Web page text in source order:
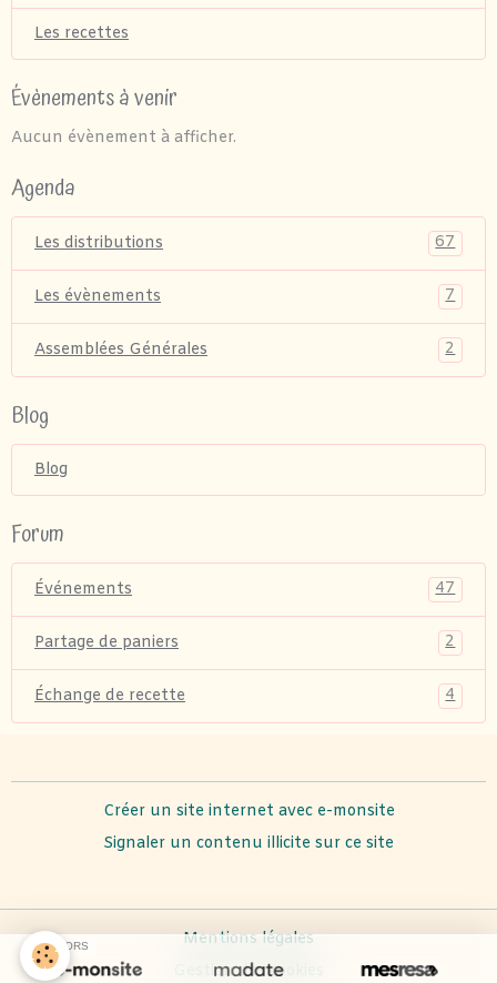
Les recettes
Évènements à venir
Aucun évènement à afficher.
Agenda
Les distributions 67
Les évènements 7
Assemblées Générales 2
Blog
Blog
Forum
Événements 47
Partage de paniers 2
Échange de recette 4
Créer un site internet avec e-monsite
Signaler un contenu illicite sur ce site
Mentions légales
Gestion des cookies
SPONSORS